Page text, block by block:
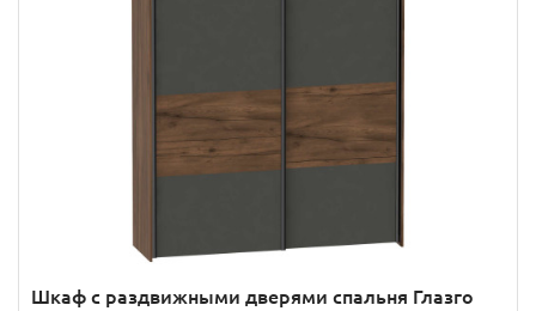
Шкаф с раздвижными дверями спальня Глазго